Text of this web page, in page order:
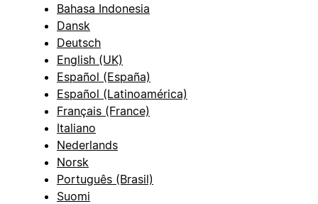
Bahasa Indonesia
Dansk
Deutsch
English (UK)
Español (España)
Español (Latinoamérica)
Français (France)
Italiano
Nederlands
Norsk
Português (Brasil)
Suomi